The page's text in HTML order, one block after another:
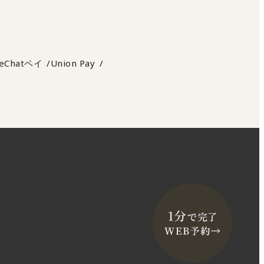
ペイ Union Pay